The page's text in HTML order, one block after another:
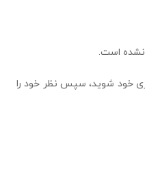
است.
خود شوید، سپس نظر خود را